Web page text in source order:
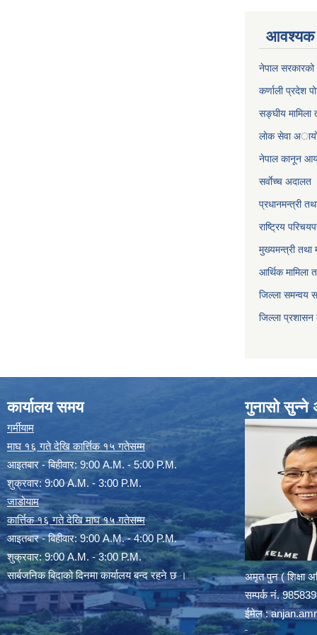
आवश्यक
नेपाल सरकारको
कर्णाली प्रदेश
सङ्घीय मामिला
लाेक सेवा
नेपाल कानून
सर्वाेच्च अदालत
प्रधानमन्त्री
राष्ट्रिय
मुख्यमन्त्री तथा
आर्थिक मामिला
जिल्ला समन्वय
जिल्ला प्रशासन
कार्यालय समय
गर्मीयाम
माघ १६ गते देखि कार्त्तिक १५ गतेसम्म
आइतबार - बिहीवार: 9:00 A.M. - 5:00 P.M.
शुक्रवार: 9:00 A.M. - 3:00 P.M.
जाडोयाम
कार्त्तिक १६ गते देखि माघ १५ गतेसम्म
आइतबार - बिहीवार: 9:00 A.M. - 4:00 P.M.
शुक्रवार: 9:00 A.M. - 3:00 P.M.
सार्बजनिक बिदाको दिनमा कार्यालय बन्द रहने छ ।
गुनासो सुन्ने
अमृत पुन ( शिक्षा
सम्पर्क न‌ं.
ईमेल :